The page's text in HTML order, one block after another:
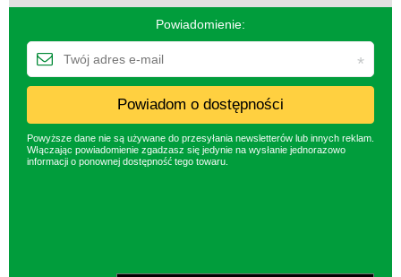
Powiadomienie:
Powiadom o dostępności
Powyższe dane nie są używane do przesyłania newsletterów lub innych reklam.
Włączając powiadomienie zgadzasz się jedynie na wysłanie jednorazowo
informacji o ponownej dostępność tego towaru.